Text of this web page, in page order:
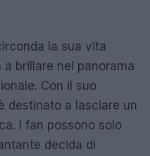
la sua vita
brillare nel panorama
Con il suo
destinato a lasciare un
I fan possono solo
decida di